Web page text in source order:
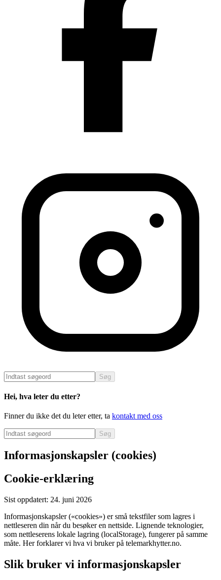
Søg
Hei, hva leter du etter?
Finner du ikke det du leter etter, ta kontakt med oss
Søg
Informasjonskapsler (cookies)
Cookie-erklæring
Sist oppdatert: 24. juni 2026
Informasjonskapsler («cookies») er små tekstfiler som lagres i
nettleseren din når du besøker en nettside. Lignende teknologier,
som nettleserens lokale lagring (localStorage), fungerer på samme
måte. Her forklarer vi hva vi bruker på telemarkhytter.no.
Slik bruker vi informasjonskapsler